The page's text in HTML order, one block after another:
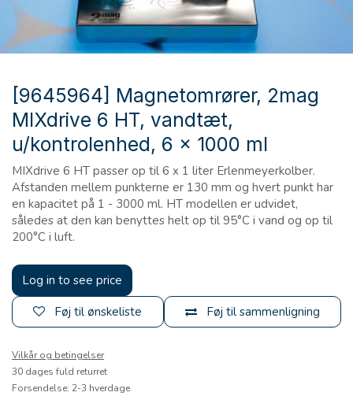
[9645964] Magnetomrører, 2mag
MIXdrive 6 HT, vandtæt,
u/kontrolenhed, 6 x 1000 ml
MIXdrive 6 HT passer op til 6 x 1 liter Erlenmeyerkolber.
Afstanden mellem punkterne er 130 mm og hvert punkt har
en kapacitet på 1 - 3000 ml. HT modellen er udvidet,
således at den kan benyttes helt op til 95°C i vand og op til
200°C i luft.
Log in to see price
Føj til sammenligning
Føj til ønskeliste
Vilkår og betingelser
30 dages fuld returret
Forsendelse: 2-3 hverdage